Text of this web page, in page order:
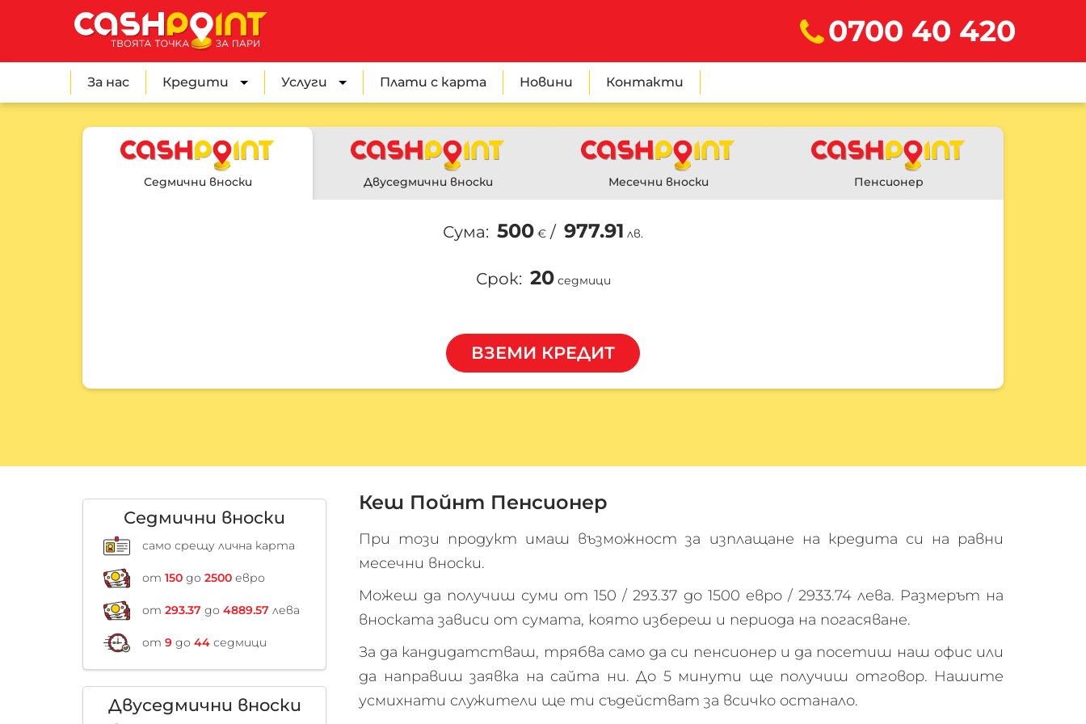
0700 40 420
За нас Кредити Услуги Плати с карта Новини Контакти
Седмични вноски Двуседмични вноски Месечни вноски Пенсионер
Сума: 500 € / 977.91 лв.
Срок: 20седмици
ВЗЕМИ КРЕДИТ
Седмични вноски
само срещу лична карта
от 150до 2500евро
от 293.37 до 4889.57 лева
от 9до 44седмици
Двуседмични вноски
Кеш Пойнт Пенсионер
При този продукт имаш възможност за изплащане на кредита си на равни
месечни вноски.
Можеш да получиш суми от 150 /293.37 до 1500 евро / 2933.74лева. Размерът на
вноската зависи от сумата, която избереш и периода на погасяване.
За да кандидатстваш, трябва само да си пенсионер и да посетиш наш офис или
да направиш заявка на сайта ни. До 5 минути ще получиш отговор. Нашите
усмихнати служители ще ти съдействат за всичко останало.